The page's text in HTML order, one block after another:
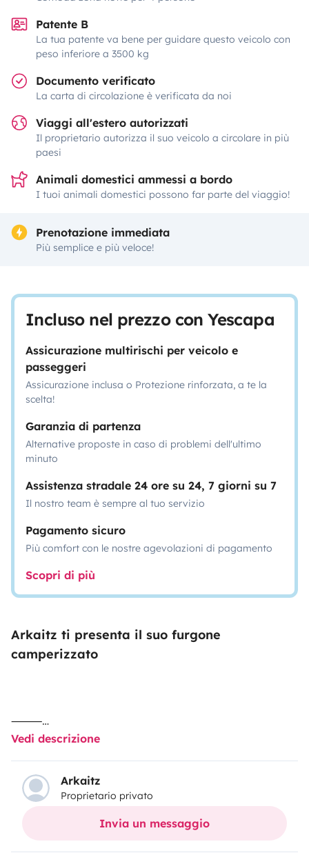
Patente B
La tua patente va bene per guidare questo veicolo con
peso inferiore a 3500 kg
Documento verificato
La carta di circolazione è verificata da noi
Viaggi all'estero autorizzati
Il proprietario autorizza il suo veicolo a circolare in più
paesi
Animali domestici ammessi a bordo
I tuoi animali domestici possono far parte del viaggio!
Prenotazione immediata
Più semplice e più veloce!
Incluso nel prezzo con Yescapa
Assicurazione multirischi per veicolo e
passeggeri
Assicurazione inclusa o Protezione rinforzata, a te la
scelta!
Garanzia di partenza
Alternative proposte in caso di problemi dell'ultimo
minuto
Assistenza stradale 24 ore su 24, 7 giorni su 7
Il nostro team è sempre al tuo servizio
Pagamento sicuro
Più comfort con le nostre agevolazioni di pagamento
Scopri di più
Arkaitz ti presenta il suo furgone
camperizzato
⸻
🚐 Camper L2H2 totalmente autónoma — libertad sin
límites 🌄
Esta furgoneta la he camperizado yo mismo con
Vedi descrizione
Arkaitz
Proprietario privato
Invia un messaggio